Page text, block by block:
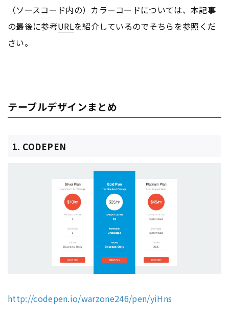
（ソースコード内の）カラーコードについては、本記事
の最後に参考URLを紹介しているのでそちらを参照くだ
さい。
テーブルデザインまとめ
1. CODEPEN
http://codepen.io/warzone246/pen/yiHns